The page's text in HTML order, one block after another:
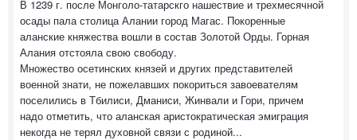
В 1239 г. после Монголо-татарскго нашествие и трехмесячной
осады пала столица Алании город Магас. Покоренные
аланские княжества вошли в состав Золотой Орды. Горная
Алания отстояла свою свободу.
Множество осетинских князей и других представителей
военной знати, не пожелавших покориться завоевателям
поселились в Тбилиси, Дманиси, Жинвали и Гори, причем
надо отметить, что аланская аристократическая эмиграция
некогда не терял духовной связи с родиной...